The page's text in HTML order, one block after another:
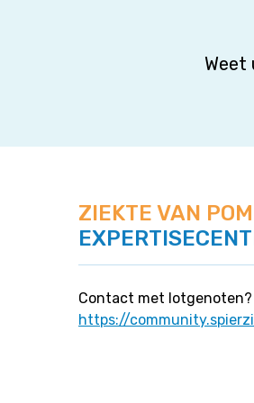
Weet
ZIEKTE VAN
Contact met
https://